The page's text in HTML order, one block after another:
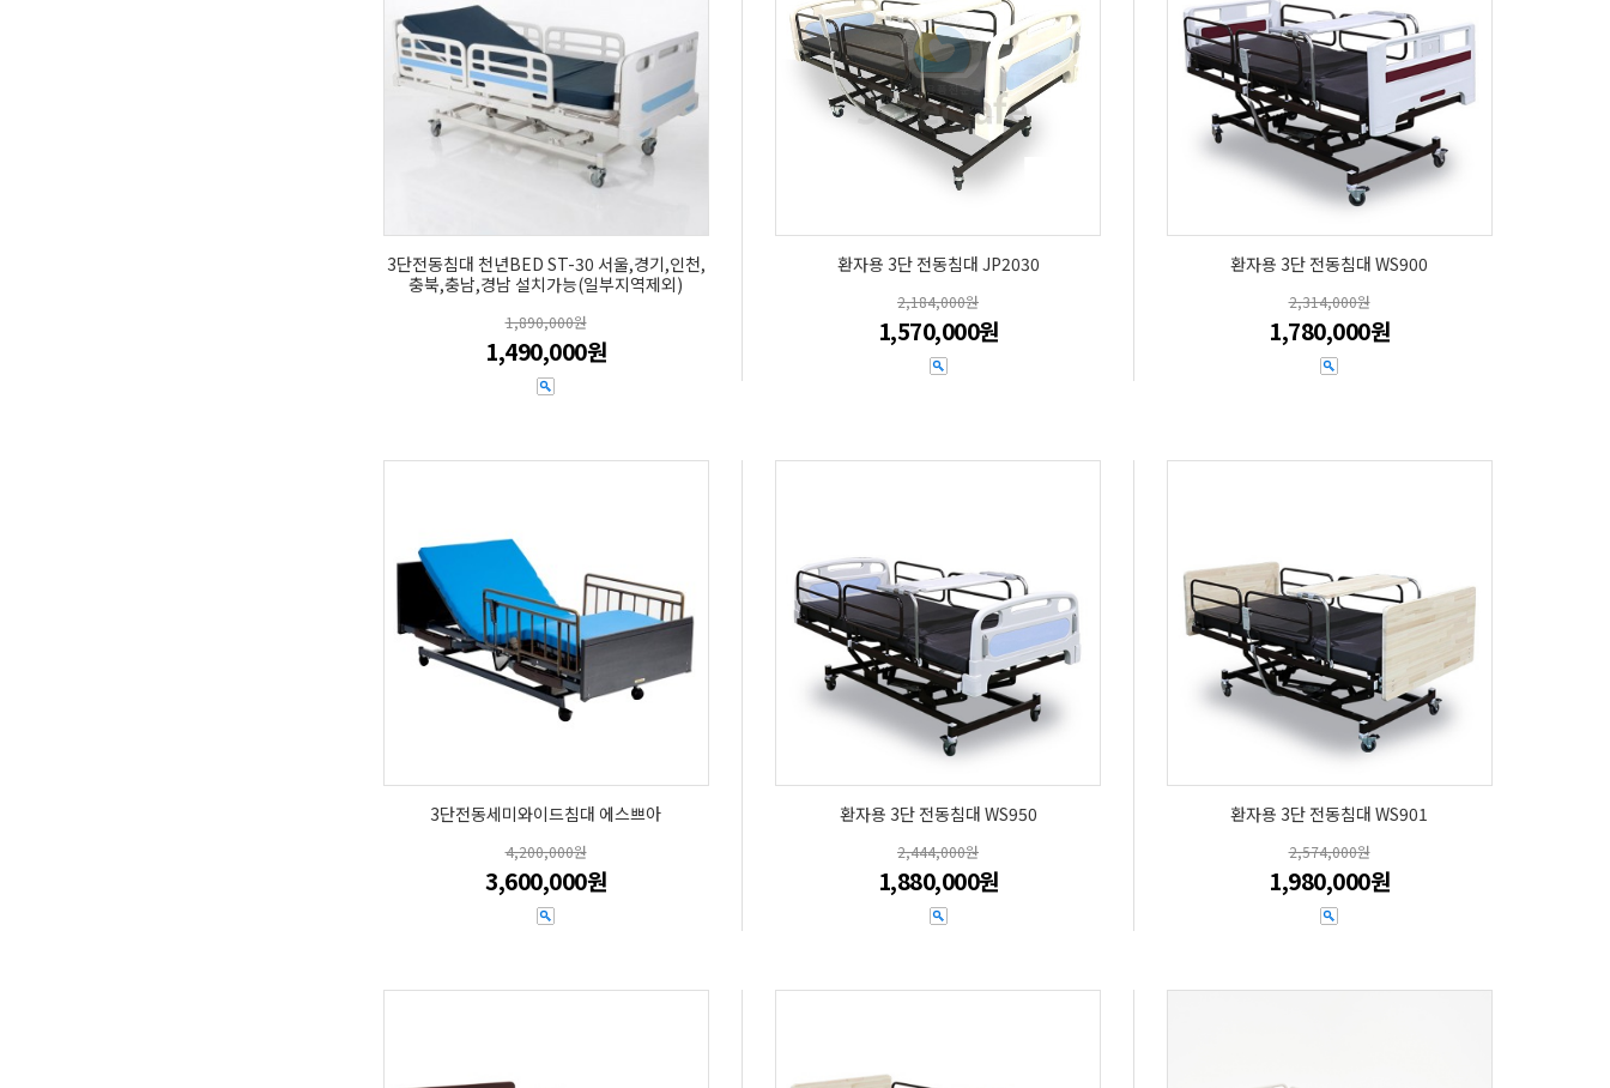
3단전동침대 천년BED ST-30 서울,경기,인천,
충북,충남,경남 설치가능(일부지역제외)
1,890,000원
1,490,000원
환자용 3단 전동침대 JP2030
2,184,000원
1,570,000원
환자용 3단 전동침대 WS900
2,314,000원
1,780,000원
3단전동세미와이드침대 에스쁘아
4,200,000원
3,600,000원
환자용 3단 전동침대 WS950
2,444,000원
1,880,000원
환자용 3단 전동침대 WS901
2,574,000원
1,980,000원